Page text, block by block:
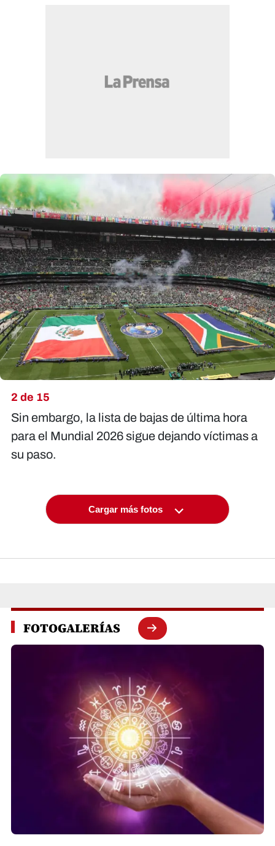
2 de 15
Sin embargo, la lista de bajas de última hora
para el Mundial 2026 sigue dejando víctimas a
su paso.
Cargar más fotos
FOTOGALERÍAS